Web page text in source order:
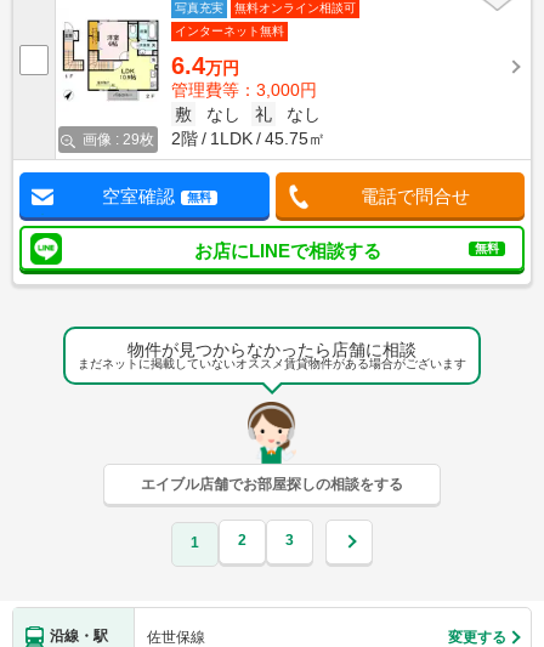
画像 : 29枚
写真充実
無料オンライン相談可
インターネット無料
6.4万円
管理費等：3,000円
敷
なし 礼
なし
2階
1LDK 45.75㎡
空室確認 無料 電話で問合せ
お店にLINEで相談する 無料
物件が見つからなかったら店舗に相談
まだネットに掲載していないオススメ賃貸物件がある場合がございます
エイブル店舗でお部屋探しの相談をする
1 2 3
沿線・駅 佐世保線 変更する